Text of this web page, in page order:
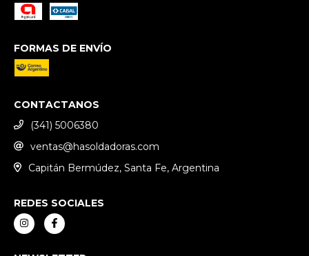
FORMAS DE ENVÍO
CONTACTANOS
(341) 5006380
ventas@hasoldadoras.com
Capitán Bermúdez, Santa Fe, Argentina
REDES SOCIALES